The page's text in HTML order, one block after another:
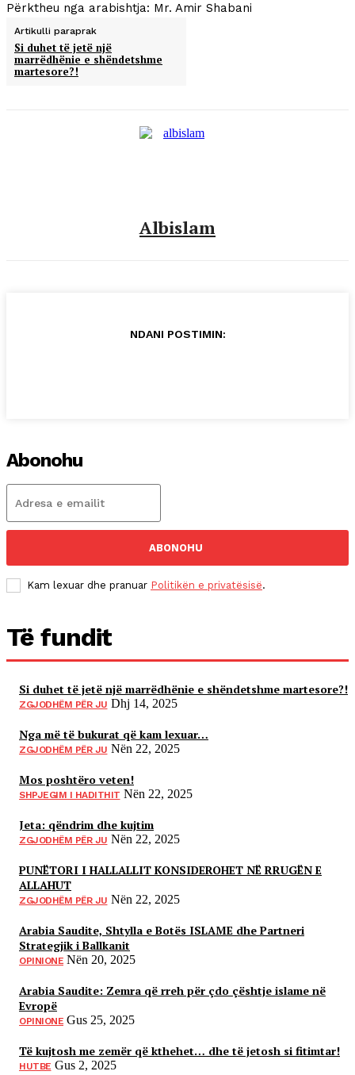
Përktheu nga arabishtja: Mr. Amir Shabani
Artikulli paraprak
Si duhet të jetë një
marrëdhënie e shëndetshme
martesore?!
Albislam
NDANI POSTIMIN:
Abonohu
ABONOHU
Kam lexuar dhe pranuar Politikën e privatësisë.
Të fundit
Si duhet të jetë një marrëdhënie e shëndetshme martesore?!
ZGJODHËM PËR JU Dhj 14, 2025
Nga më të bukurat që kam lexuar…
ZGJODHËM PËR JU Nën 22, 2025
Mos poshtëro veten!
SHPJEGIM I HADITHIT Nën 22, 2025
Jeta: qëndrim dhe kujtim
ZGJODHËM PËR JU Nën 22, 2025
PUNËTORI I HALLALLIT KONSIDEROHET NË RRUGËN E
ALLAHUT
ZGJODHËM PËR JU Nën 22, 2025
Arabia Saudite, Shtylla e Botës ISLAME dhe Partneri
Strategjik i Ballkanit
OPINIONE Nën 20, 2025
Arabia Saudite: Zemra që rreh për çdo çështje islame në
Evropë
OPINIONE Gus 25, 2025
Të kujtosh me zemër që kthehet… dhe të jetosh si fitimtar!
HUTBE Gus 2, 2025